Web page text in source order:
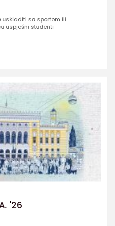
uskladiti sa sportom ili
uspješni studenti
'26